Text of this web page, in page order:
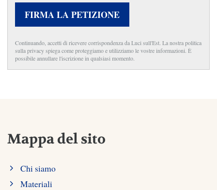
FIRMA LA PETIZIONE
Continuando, accetti di ricevere corrispondenza da Luci sull'Est. La nostra politica
sulla privacy spiega come proteggiamo e utilizziamo le vostre informazioni. È
possibile annullare l'iscrizione in qualsiasi momento.
Mappa del sito
Chi siamo
Materiali